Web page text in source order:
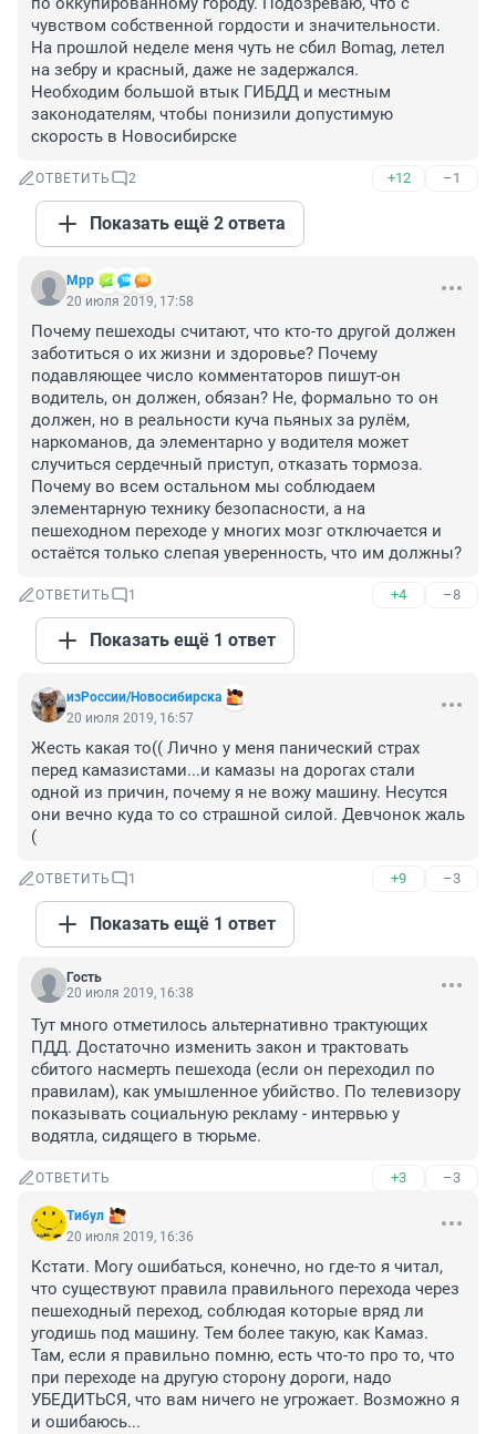
чувством собственной гордости и значительности.
На прошлой неделе меня чуть не сбил Bomag, летел
на зебру и красный, даже не задержался.
Необходим большой втык ГИБДД и местным
законодателям, чтобы понизили допустимую
скорость в Новосибирске
ОТВЕТИТЬ 2 +12 –1
Показать ещё 2 ответа
Мрр
20 июля 2019, 17:58
Почему пешеходы считают, что кто-то другой должен
заботиться о их жизни и здоровье? Почему
подавляющее число комментаторов пишут-он
водитель, он должен, обязан? Не, формально то он
должен, но в реальности куча пьяных за рулём,
наркоманов, да элементарно у водителя может
случиться сердечный приступ, отказать тормоза.
Почему во всем остальном мы соблюдаем
элементарную технику безопасности, а на
пешеходном переходе у многих мозг отключается и
остаётся только слепая уверенность, что им должны?
ОТВЕТИТЬ 1 +4 –8
Показать ещё 1 ответ
изРоссии/Новосибирска
20 июля 2019, 16:57
Жесть какая то(( Лично у меня панический страх
перед камазистами...и камазы на дорогах стали
одной из причин, почему я не вожу машину. Несутся
они вечно куда то со страшной силой. Девчонок жаль
(
ОТВЕТИТЬ 1 +9 –3
Показать ещё 1 ответ
Гость
20 июля 2019, 16:38
Тут много отметилось альтернативно трактующих
ПДД. Достаточно изменить закон и трактовать
сбитого насмерть пешехода (если он переходил по
правилам), как умышленное убийство. По телевизору
показывать социальную рекламу - интервью у
водятла, сидящего в тюрьме.
ОТВЕТИТЬ +3 –3
Tибyл
20 июля 2019, 16:36
Кстати. Могу ошибаться, конечно, но где-то я читал,
что существуют правила правильного перехода через
пешеходный переход, соблюдая которые вряд ли
угодишь под машину. Тем более такую, как Камаз.
Там, если я правильно помню, есть что-то про то, что
при переходе на другую сторону дороги, надо
УБЕДИТЬСЯ, что вам ничего не угрожает. Возможно я
и ошибаюсь...